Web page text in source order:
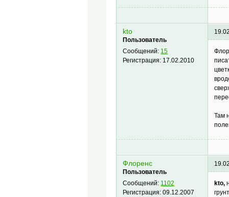
kto
Пользователь
Сообщений: 15
Регистрация: 17.02.2010
Там
Флоренс
Пользователь
Сообщений: 1102
Регистрация:09.12.2007
kto,